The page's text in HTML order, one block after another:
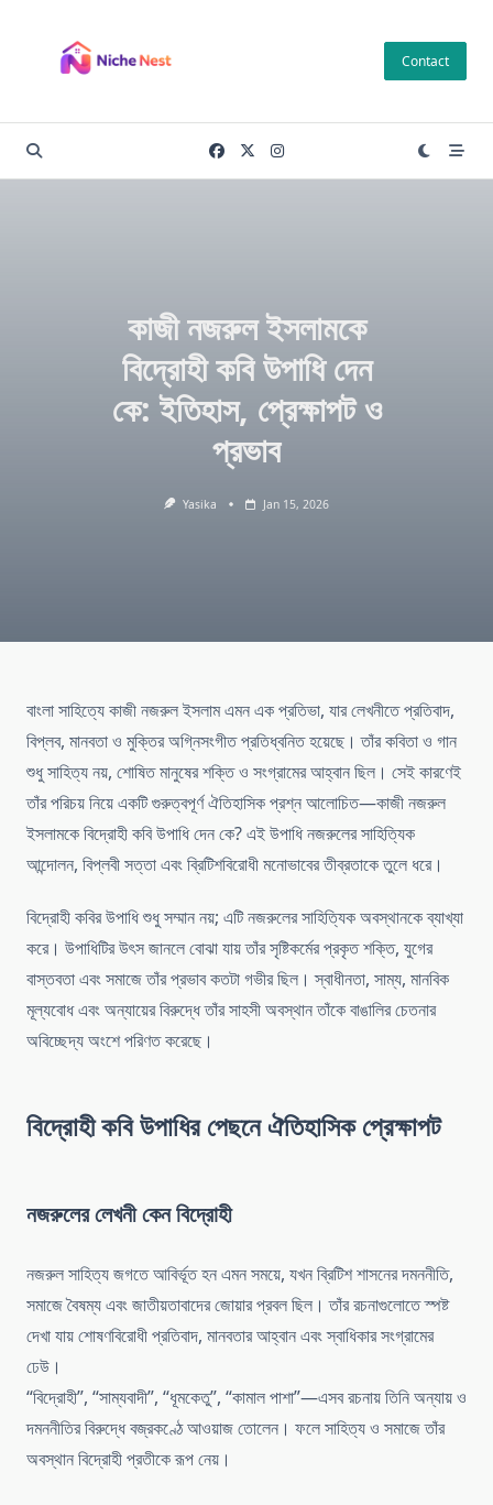
content
Contact
কাজী নজরুল ইসলামকে
বিদ্রোহী কবি উপাধি দেন
কে: ইতিহাস, প্রেক্ষাপট ও
প্রভাব
Yasika Jan 15, 2026
বাংলা সাহিত্যে কাজী নজরুল ইসলাম এমন এক প্রতিভা, যার লেখনীতে প্রতিবাদ,
বিপ্লব, মানবতা ও মুক্তির অগ্নিসংগীত প্রতিধ্বনিত হয়েছে। তাঁর কবিতা ও গান
শুধু সাহিত্য নয়, শোষিত মানুষের শক্তি ও সংগ্রামের আহ্বান ছিল। সেই কারণেই
তাঁর পরিচয় নিয়ে একটি গুরুত্বপূর্ণ ঐতিহাসিক প্রশ্ন আলোচিত—কাজী নজরুল
ইসলামকে বিদ্রোহী কবি উপাধি দেন কে? এই উপাধি নজরুলের সাহিত্যিক
আন্দোলন, বিপ্লবী সত্তা এবং ব্রিটিশবিরোধী মনোভাবের তীব্রতাকে তুলে ধরে।
বিদ্রোহী কবির উপাধি শুধু সম্মান নয়; এটি নজরুলের সাহিত্যিক অবস্থানকে ব্যাখ্যা
করে। উপাধিটির উৎস জানলে বোঝা যায় তাঁর সৃষ্টিকর্মের প্রকৃত শক্তি, যুগের
বাস্তবতা এবং সমাজে তাঁর প্রভাব কতটা গভীর ছিল। স্বাধীনতা, সাম্য, মানবিক
মূল্যবোধ এবং অন্যায়ের বিরুদ্ধে তাঁর সাহসী অবস্থান তাঁকে বাঙালির চেতনার
অবিচ্ছেদ্য অংশে পরিণত করেছে।
বিদ্রোহী কবি উপাধির পেছনে ঐতিহাসিক প্রেক্ষাপট
নজরুলের লেখনী কেন বিদ্রোহী
নজরুল সাহিত্য জগতে আবির্ভূত হন এমন সময়ে, যখন ব্রিটিশ শাসনের দমননীতি,
সমাজে বৈষম্য এবং জাতীয়তাবাদের জোয়ার প্রবল ছিল। তাঁর রচনাগুলোতে স্পষ্ট
দেখা যায় শোষণবিরোধী প্রতিবাদ, মানবতার আহ্বান এবং স্বাধিকার সংগ্রামের
ঢেউ।
“বিদ্রোহী”, “সাম্যবাদী”, “ধূমকেতু”, “কামাল পাশা”—এসব রচনায় তিনি অন্যায় ও
দমননীতির বিরুদ্ধে বজ্রকণ্ঠে আওয়াজ তোলেন। ফলে সাহিত্য ও সমাজে তাঁর
অবস্থান বিদ্রোহী প্রতীকে রূপ নেয়।